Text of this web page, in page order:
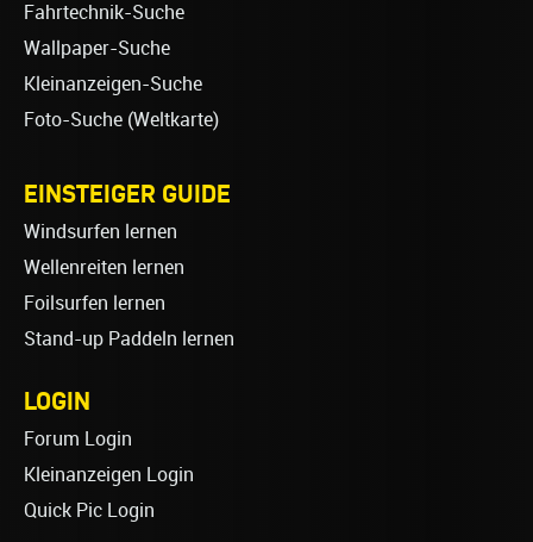
Fahrtechnik-Suche
Wallpaper-Suche
Kleinanzeigen-Suche
Foto-Suche (Weltkarte)
EINSTEIGER GUIDE
Windsurfen lernen
Wellenreiten lernen
Foilsurfen lernen
Stand-up Paddeln lernen
LOGIN
Forum Login
Kleinanzeigen Login
Quick Pic Login